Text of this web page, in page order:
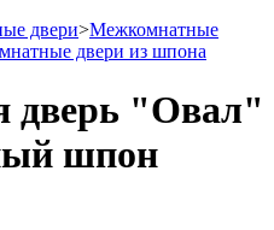
двери>Межкомнатные
двери из шпона
дверь "Овал"
шпон